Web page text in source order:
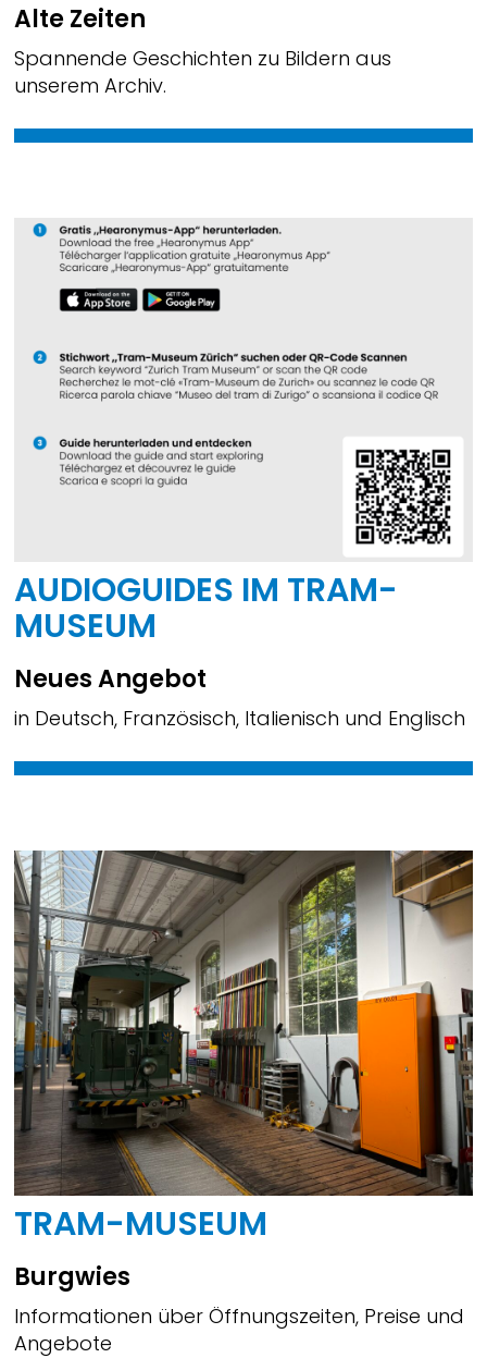
Alte Zeiten
Spannende Geschichten zu Bildern aus
unserem Archiv.
AUDIOGUIDES IM TRAM-
MUSEUM
Neues Angebot
in Deutsch, Französisch, Italienisch und Englisch
TRAM-MUSEUM
Burgwies
Informationen über Öffnungszeiten, Preise und
Angebote